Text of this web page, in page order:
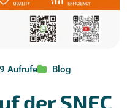
Aufrufe Blog
der SNEC